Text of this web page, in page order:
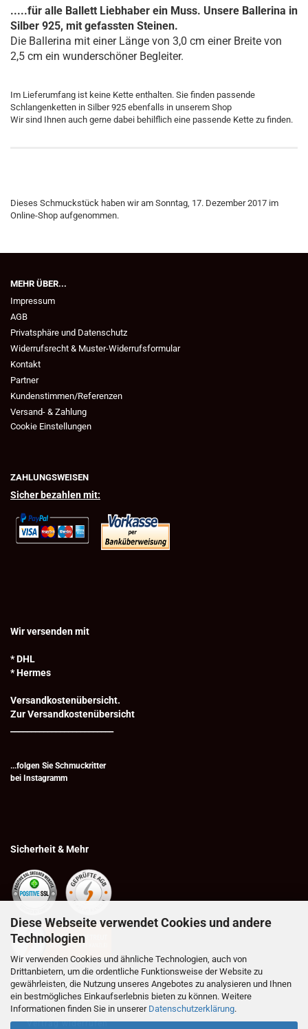
Diese Webseite verwendet Cookies und andere
Technologien
Wir verwenden Cookies und ähnliche Technologien, auch von
Drittanbietern, um die ordentliche Funktionsweise der Website zu
gewährleisten, die Nutzung unseres Angebotes zu analysieren und Ihnen
ein bestmögliches Einkaufserlebnis bieten zu können. Weitere
Informationen finden Sie in unserer Datenschutzerklärung.
.....für alle Ballett Liebhaber ein Muss. Unsere Ballerina in
Silber 925, mit gefassten Steinen.
Die Ballerina mit einer Länge von 3,0 cm einer Breite von
2,5 cm ein wunderschöner Begleiter.
Im Lieferumfang ist keine Kette enthalten. Sie finden passende
Schlangenketten in Silber 925 ebenfalls in unserem Shop
Wir sind Ihnen auch gerne dabei behilflich eine passende Kette zu finden.
Dieses Schmuckstück haben wir am Sonntag, 17. Dezember 2017 im
Online-Shop aufgenommen.
MEHR ÜBER...
Impressum
AGB
Privatsphäre und Datenschutz
Widerrufsrecht & Muster-Widerrufsformular
Kontakt
Partner
Kundenstimmen/Referenzen
Versand- & Zahlung
Cookie Einstellungen
ZAHLUNGSWEISEN
Sicher bezahlen mit:
Wir versenden mit
* DHL
* Hermes
Versandkostenübersicht.
Zur Versandkostenübersicht
...folgen Sie Schmuckritter
bei Instagramm
Sicherheit & Mehr
Vertrag widerrufen